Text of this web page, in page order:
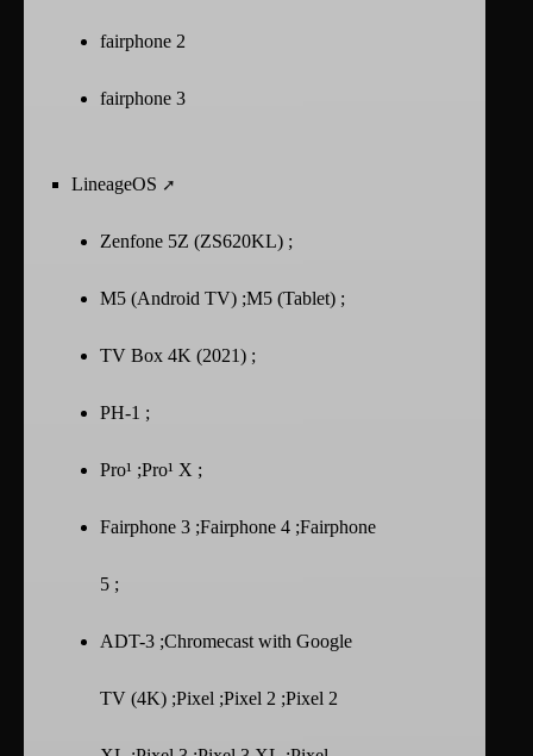
fairphone 2
fairphone 3
LineageOS
Zenfone 5Z (ZS620KL) ;
M5 (Android TV) ;M5 (Tablet) ;
TV Box 4K (2021) ;
PH-1 ;
Pro¹ ;Pro¹ X ;
Fairphone 3 ;Fairphone 4 ;Fairphone
5 ;
ADT-3 ;Chromecast with Google
TV (4K) ;Pixel ;Pixel 2 ;Pixel 2